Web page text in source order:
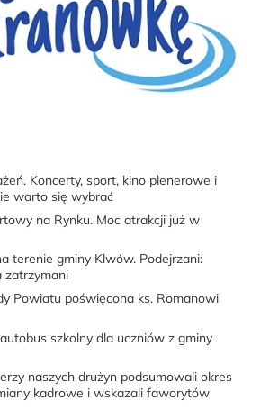
Koncerty, sport, kino plenerowe i
warto się wybrać
na Rynku. Moc atrakcji już w
terenie gminy Klwów. Podejrzani:
zatrzymani
Powiatu poświęcona ks. Romanowi
szkolny dla uczniów z gminy
naszych drużyn podsumowali okres
kadrowe i wskazali faworytów